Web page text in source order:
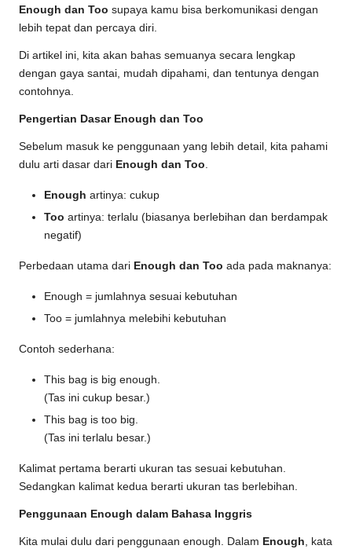
Enough dan Too supaya kamu bisa berkomunikasi dengan
lebih tepat dan percaya diri.
Di artikel ini, kita akan bahas semuanya secara lengkap
dengan gaya santai, mudah dipahami, dan tentunya dengan
contohnya.
Pengertian Dasar Enough dan Too
Sebelum masuk ke penggunaan yang lebih detail, kita pahami
dulu arti dasar dari Enough dan Too
Enough artinya: cukup
Too artinya: terlalu (biasanya berlebihan dan berdampak
negatif)
Perbedaan utama dari Enough dan Too ada pada maknanya:
Enough = jumlahnya sesuai kebutuhan
Too = jumlahnya melebihi kebutuhan
Contoh sederhana:
This bag is big enough.
(Tas ini cukup besar.)
This bag is too big.
(Tas ini terlalu besar.)
Kalimat pertama berarti ukuran tas sesuai kebutuhan.
Sedangkan kalimat kedua berarti ukuran tas berlebihan.
Penggunaan Enough dalam Bahasa Inggris
Kita mulai dulu dari penggunaan enough. Dalam Enough, kata